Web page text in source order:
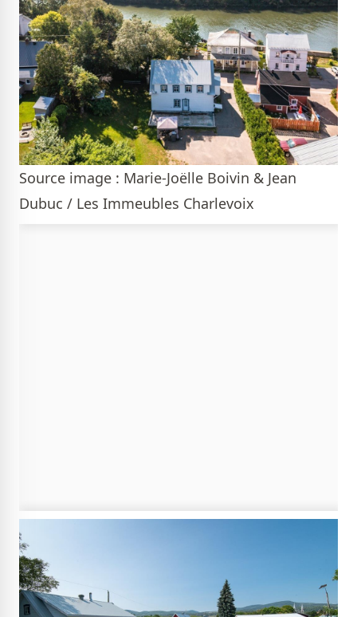
Source image : Marie-Joëlle Boivin & Jean
Dubuc / Les Immeubles Charlevoix